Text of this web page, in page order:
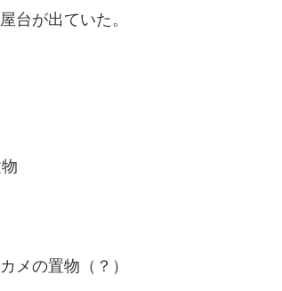
台が出ていた。
メの置物（？）